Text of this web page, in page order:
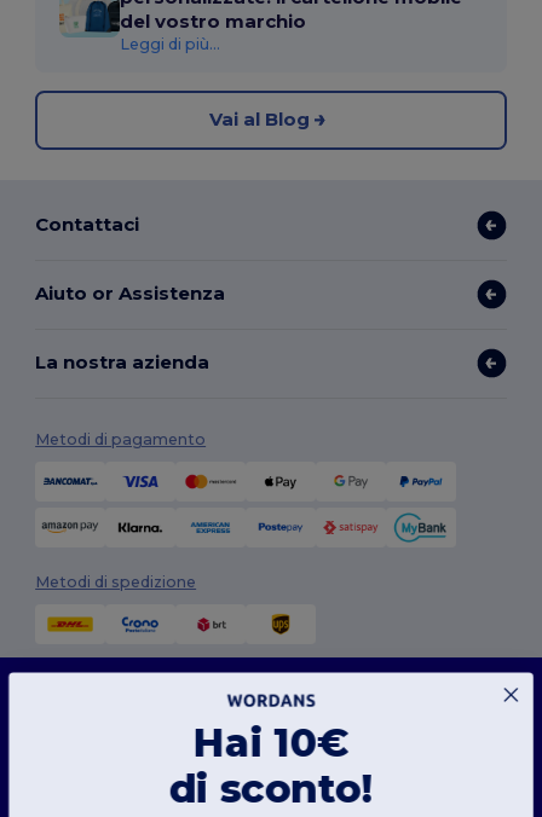
del vostro marchio
Leggi di più...
Vai al Blog
Contattaci
Aiuto or Assistenza
La nostra azienda
Metodi di pagamento
Metodi di spedizione
Il nostro sito web utilizza sia cookie propri che di terze parti per migliorare la
funzionalità generale, ricordare le tue preferenze, analizzare le prestazioni del sito web
e garantire un'esperienza di navigazione fluida e personalizzata, compresi contenuti
su misura, interazioni ottimizzate con il nostro sito web e pubblicità.
Puoi gestire le tue preferenze sui cookie in qualsiasi momento. I cookie essenziali,
necessari per il funzionamento del sito web, non possono essere disattivati in quanto
Hai 10€
di sconto!